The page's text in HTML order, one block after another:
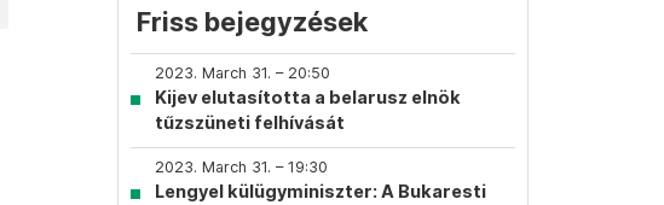
Friss bejegyzések
2023. March 31. – 20:50
Kijev elutasította a belarusz elnök
tűzszüneti felhívását
2023. March 31. – 19:30
Lengyel külügyminiszter: A Bukaresti